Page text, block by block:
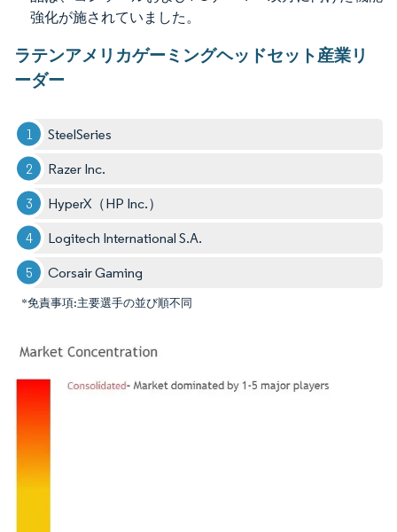
強化が施されていました。
ラテンアメリカゲーミングヘッドセット産業リ
ーダー
SteelSeries
Razer Inc.
HyperX（HP Inc.）
Logitech International S.A.
Corsair Gaming
*免責事項:主要選手の並び順不同